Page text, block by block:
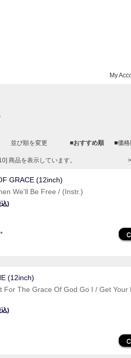
My
並び順を変更 ■おすすめ順 ■価格
商品を表示しています。
GRACE (12inch)
We'll Be Free / (Instr.)
)
(12inch)
For The Grace Of God Go I / Get Your
)